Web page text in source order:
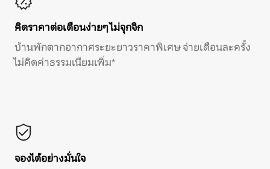
คิดราคาต่อเดือนง่ายๆ ไม่จุกจิก
บ้านพักตากอากาศระยะยาวราคาพิเศษ จ่ายเดือนละครั้ง
ไม่คิดค่าธรรมเนียมเพิ่ม*
จองได้อย่างมั่นใจ